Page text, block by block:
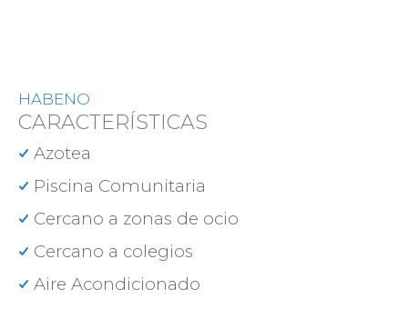
HABENO
CARACTERÍSTICAS
Azotea
Piscina Comunitaria
Cercano a zonas de ocio
Cercano a colegios
Aire Acondicionado